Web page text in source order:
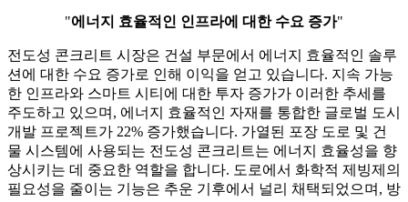
"에너지 효율적인 인프라에 대한 수요 증가"
전도성 콘크리트 시장은 건설 부문에서 에너지 효율적인 솔루
션에 대한 수요 증가로 인해 이익을 얻고 있습니다. 지속 가능
한 인프라와 스마트 시티에 대한 투자 증가가 이러한 추세를
주도하고 있으며, 에너지 효율적인 자재를 통합한 글로벌 도시
개발 프로젝트가 22% 증가했습니다. 가열된 포장 도로 및 건
물 시스템에 사용되는 전도성 콘크리트는 에너지 효율성을 향
상시키는 데 중요한 역할을 합니다. 도로에서 화학적 제빙제의
필요성을 줄이는 기능은 추운 기후에서 널리 채택되었으며, 방